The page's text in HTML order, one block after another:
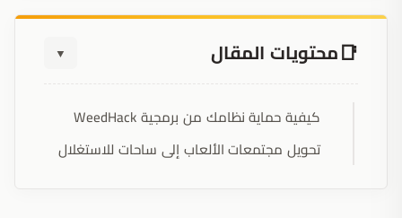
محتويات المقال ▼
كيفية حماية نظامك من برمجية WeedHack
تحويل مجتمعات الألعاب إلى ساحات للاستغلال